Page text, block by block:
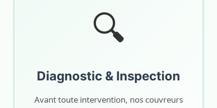
🔍
Diagnostic & Inspection
Avant toute intervention, nos couvreurs